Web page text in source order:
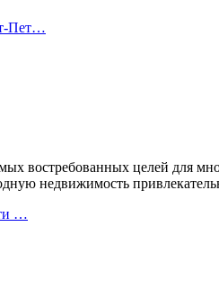
Пет…
востребованных целей для
недвижимость
…